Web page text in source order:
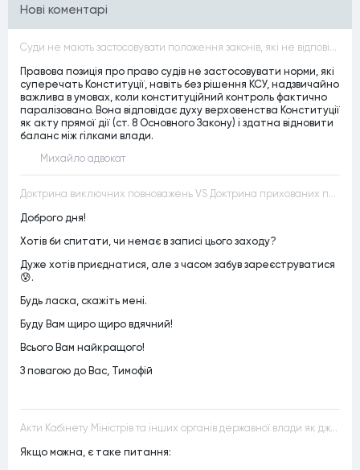
Нові коментарі
Суди не мають застосовувати положення законів, які не відповідають Конституції, незалежно від того, чи визнавалися вони Конституційним Судом України неконституційними, тобто закони, що суперечать Конституції України не можуть застосовуватися навіть у випадках, коли вони є чинними
Правова позиція про право судів не застосовувати норми, які
суперечать Конституції, навіть без рішення КСУ, надзвичайно
важлива в умовах, коли конституційний контроль фактично
паралізовано. Вона відповідає духу верховенства Конституції
як акту прямої дії (ст. 8 Основного Закону) і здатна відновити
баланс між гілками влади.
Михайло адвокат
Доктрина виключних повноважень VS Доктрина прихованих повноважень
Доброго дня!
Хотів би спитати, чи немає в записі цього заходу?
Дуже хотів приєднатися, але з часом забув зареєструватися
😰.
Будь ласка, скажіть мені.
Буду Вам щиро щиро вдячний!
Всього Вам найкращого!
З повагою до Вас, Тимофій
Акти Кабінету Міністрів та інших органів державної влади як джерела конституційного права
Якщо можна, є таке питання: